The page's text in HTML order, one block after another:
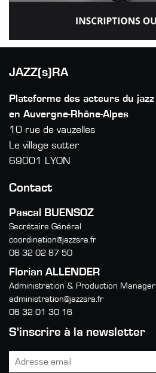
JAZZ(s)RA
Plateforme des acteurs du jazz
en Auvergne-Rhône-Alpes
10 rue de vauzelles
Le village sutter
69001 LYON
Contact
Pascal BUENSOZ
Secrétaire Général
coordination@jazzsra.fr
06 32 02 87 50
Florian ALLENDER
Administration & Production Manager
administration@jazzsra.fr
06 32 01 30 16
S'inscrire à la newsletter